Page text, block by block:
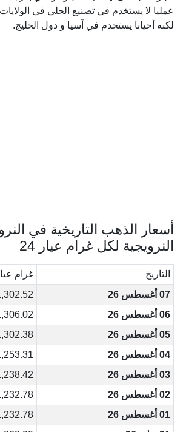
عمليا لا يستخدم في تصنيع الحلي في الولايات
لكنه أحيانا يستخدم في آسيا و دول الخليج.
أسعار الذهب التاريخية في
النرويجية لكل غرام عيار 24
التاريخ
غرام عيار
07 أغسطس 26
06 أغسطس 26
05 أغسطس 26
04 أغسطس 26
03 أغسطس 26
02 أغسطس 26
01 أغسطس 26